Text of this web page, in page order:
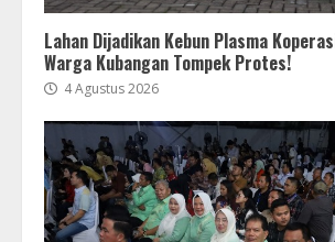
Lahan Dijadikan Kebun Plasma
Warga Kubangan Tompek Protes!
4 Agustus 2026